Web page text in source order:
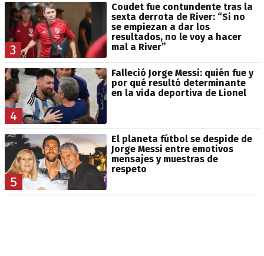
3
Coudet fue contundente tras la
sexta derrota de River: “Si no
se empiezan a dar los
resultados, no le voy a hacer
mal a River”
4
Falleció Jorge Messi: quién fue y
por qué resultó determinante
en la vida deportiva de Lionel
5
El planeta fútbol se despide de
Jorge Messi entre emotivos
mensajes y muestras de
respeto